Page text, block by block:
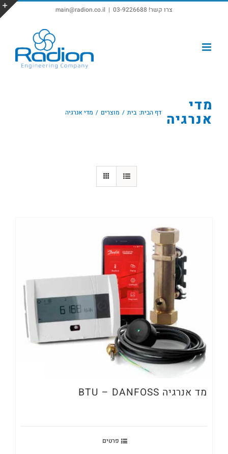
צרו קשר! 03-9226688 |
main@radion.co.il
מדי
אנרגיה דף הבית: בית מוצרים מדי אנרגיה
מד אנרגיה BTU – DANFOSS
פרטים